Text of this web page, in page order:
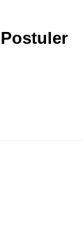
Postuler